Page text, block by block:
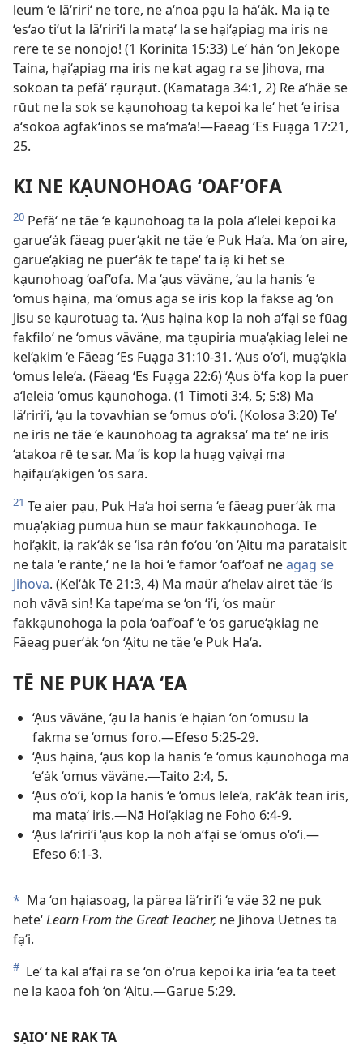
leum ‘e lä‘riri‘ ne tore, ne a‘noa pạu la hȧ‘ȧk. Ma iạ te
‘es‘ao ti‘ut la lä‘riri‘i la matạ‘ la se hại‘ạpiag ma iris ne
rere te se nonojo! (1 Korinita 15:33) Le‘ hȧn ‘on Jekope
Taina, hại‘ạpiag ma iris ne kat agag ra se Jihova, ma
sokoan ta pefä‘ rạurạut. (Kamataga 34:1, 2) Re a‘häe se
rūut ne la sok se kạunohoag ta kepoi ka le‘ het ‘e irisa
a‘sokoa agfak‘inos se ma‘ma‘a!—Fäeag ‘Es Fuạga 17:21,
25.
KI NE KẠUNOHOAG ‘OAF‘OFA
20 Pefä‘ ne täe ‘e kạunohoag ta la pola a‘lelei kepoi ka
garue‘ȧk fäeag puer‘ạkit ne täe ‘e Puk Ha‘a. Ma ‘on aire,
garue‘ạkiag ne puer‘ȧk te tape‘ ta iạ ki het se
kạunohoag ‘oaf‘ofa. Ma ‘ạus väväne, ‘ạu la hanis ‘e
‘omus hạina, ma ‘omus aga se iris kop la fakse ag ‘on
Jisu se kạurotuag ta. ‘Ạus hạina kop la noh a‘fại se fūag
fakfilo‘ ne ‘omus väväne, ma tạupiria muạ‘ạkiag lelei ne
kel‘ạkim ‘e Fäeag ‘Es Fuạga 31:10-31. ‘Ạus o‘o‘i, muạ‘ạkia
‘omus lele‘a. (Fäeag ‘Es Fuạga 22:6) ‘Ạus ö‘fa kop la puer
a‘leleia ‘omus kạunohoga. (1 Timoti 3:4, 5; 5:8) Ma
lä‘riri‘i, ‘ạu la tovavhian se ‘omus o‘o‘i. (Kolosa 3:20) Te‘
ne iris ne täe ‘e kaunohoag ta agraksa‘ ma te‘ ne iris
‘atakoa rē te sar. Ma ‘is kop la huạg vạivại ma
hạifạu‘ạkigen ‘os sara.
21 Te aier pạu, Puk Ha‘a hoi sema ‘e fäeag puer‘ȧk ma
muạ‘ạkiag pumua hün se maür fakkạunohoga. Te
hoi‘ạkit, iạ rak‘ȧk se ‘isa rȧn fo‘ou ‘on ‘Ạitu ma parataisit
ne täla ‘e rȧnte,‘ ne la hoi ‘e famör ‘oaf‘oaf neagag se
Jihova. (Kel‘ȧk Tē 21:3, 4) Ma maür a‘helav airet täe ‘is
noh vāvā sin! Ka tape‘ma se ‘on ‘i‘i, ‘os maür
fakkạunohoga la pola ‘oaf‘oaf ‘e ‘os garue‘ạkiag ne
Fäeag puer‘ȧk ‘on ‘Ạitu ne täe ‘e Puk Ha‘a.
TĒ NE PUK HA‘A ‘EA
‘Ạus väväne, ‘ạu la hanis ‘e hạian ‘on ‘omusu la
fakma se ‘omus foro.—Efeso 5:25-29.
‘Ạus hạina, ‘ạus kop la hanis ‘e ‘omus kạunohoga ma
‘e‘ȧk ‘omus väväne.—Taito 2:4, 5.
‘Ạus o‘o‘i, kop la hanis ‘e ‘omus lele‘a, rak‘ȧk tean iris,
ma matạ‘ iris.—Nā Hoi‘ạkiag ne Foho 6:4-9.
‘Ạus lä‘riri‘i ‘ạus kop la noh a‘fại se ‘omus o‘o‘i.—
Efeso 6:1-3.
* Ma ‘on hạiasoag, la pärea lä‘riri‘i ‘e väe 32 ne puk
hete‘Learn From the Great Teacher, ne Jihova Uetnes ta
fạ‘i.
# Le‘ ta kal a‘fại ra se ‘on ö‘rua kepoi ka iria ‘ea ta teet
ne la kaoa foh ‘on ‘Ạitu.—Garue 5:29.
SẠIO‘ NE RAK TA